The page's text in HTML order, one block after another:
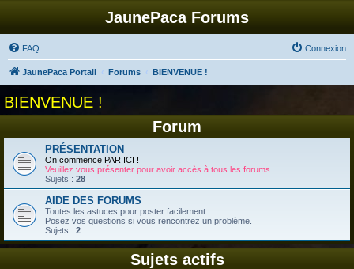
JaunePaca Forums
FAQ Connexion
JaunePaca Portail Forums BIENVENUE !
BIENVENUE !
Forum
PRÉSENTATION
On commence PAR ICI !
Veuillez vous présenter pour avoir accès à tous les forums.
Sujets : 28
AIDE DES FORUMS
Toutes les astuces pour poster facilement.
Posez vos questions si vous rencontrez un problème.
Sujets : 2
Sujets actifs